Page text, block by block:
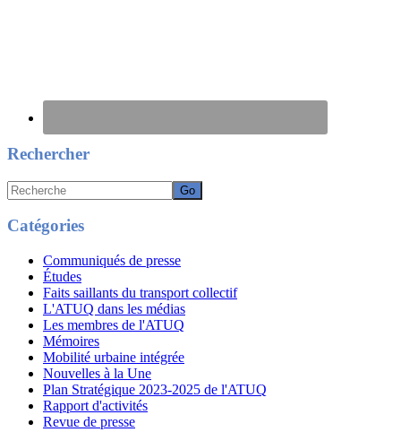
Rechercher
Recherche
Catégories
Communiqués de presse
Études
Faits saillants du transport collectif
L'ATUQ dans les médias
Les membres de l'ATUQ
Mémoires
Mobilité urbaine intégrée
Nouvelles à la Une
Plan Stratégique 2023-2025 de l'ATUQ
Rapport d'activités
Revue de presse